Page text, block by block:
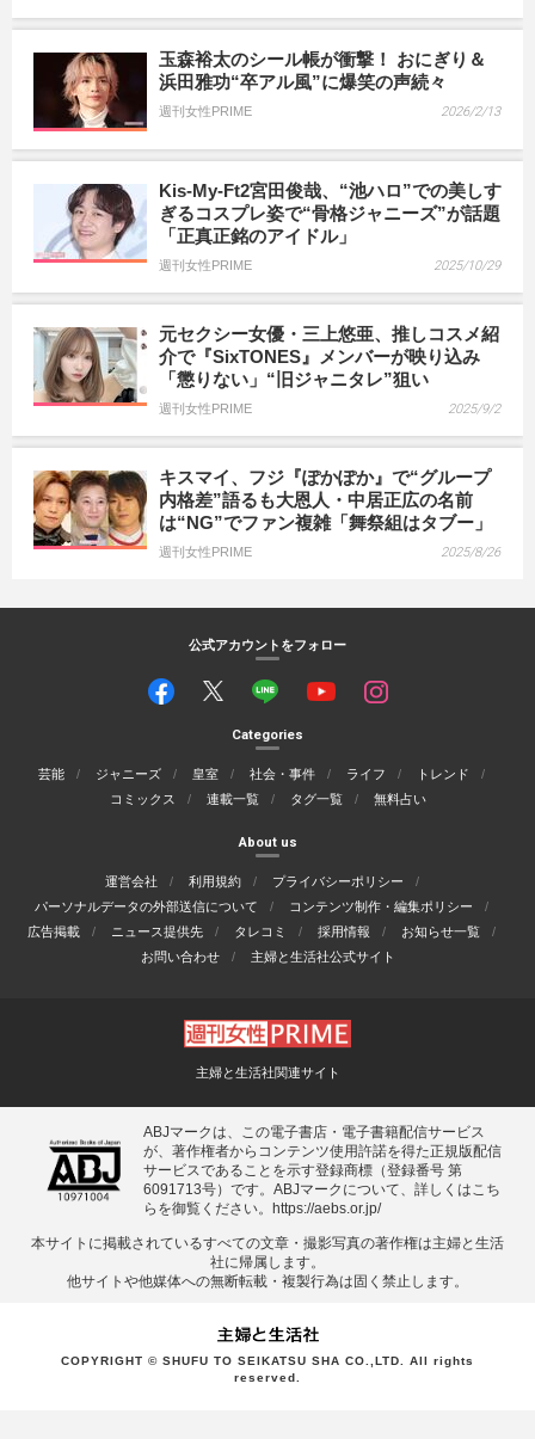
玉森裕太のシール帳が衝撃！ おにぎり＆
浜田雅功“卒アル風”に爆笑の声続々
週刊女性PRIME 2026/2/13
Kis-My-Ft2宮田俊哉、“池ハロ”での美しす
ぎるコスプレ姿で“骨格ジャニーズ”が話題
「正真正銘のアイドル」
週刊女性PRIME 2025/10/29
元セクシー女優・三上悠亜、推しコスメ紹
介で『SixTONES』メンバーが映り込み
「懲りない」“旧ジャニタレ”狙い
週刊女性PRIME 2025/9/2
キスマイ、フジ『ぽかぽか』で“グループ
内格差”語るも大恩人・中居正広の名前
は“NG”でファン複雑「舞祭組はタブー」
週刊女性PRIME 2025/8/26
公式アカウントをフォロー
Categories
芸能 ジャニーズ 皇室 社会・事件 ライフ
トレンド
コミックス
連載一覧 タグ一覧 無料占い
About us
運営会社 利用規約
プライバシーポリシー
パーソナルデータの外部送信について
コンテンツ制作・編集ポリシー
広告掲載
ニュース提供先 タレコミ 採用情報
お知らせ一覧
お問い合わせ
主婦と生活社公式サイト
主婦と生活社関連サイト
ABJマークは、この電子書店・電子書籍配信サービス
が、著作権者からコンテンツ使用許諾を得た正規版配信
サービスであることを示す登録商標（登録番号 第
6091713号）です。ABJマークについて、詳しくはこち
らを御覧ください。
https://aebs.or.jp/
本サイトに掲載されているすべての⽂章・撮影写真の著作権は主婦と⽣活
社に帰属します。
他サイトや他媒体への無断転載・複製⾏為は固く禁⽌します。
COPYRIGHT © SHUFU TO SEIKATSU SHA CO.,LTD. All rights
reserved.